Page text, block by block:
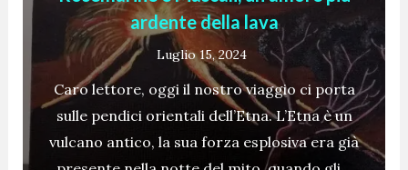
ardente della lava
Luglio 15, 2024
Caro lettore, oggi il nostro viaggio ci porta
sulle pendici orientali dell’Etna. L’Etna è un
vulcano antico, la sua forza esplosiva era già